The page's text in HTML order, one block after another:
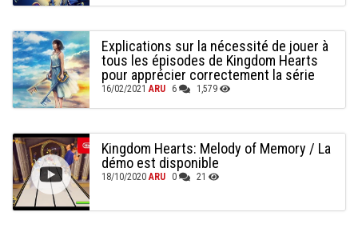
Explications sur la nécessité de jouer à
tous les épisodes de Kingdom Hearts
pour apprécier correctement la série
16/02/2021ARU 6 1,579
Kingdom Hearts: Melody of Memory / La
démo est disponible
18/10/2020ARU 0 21